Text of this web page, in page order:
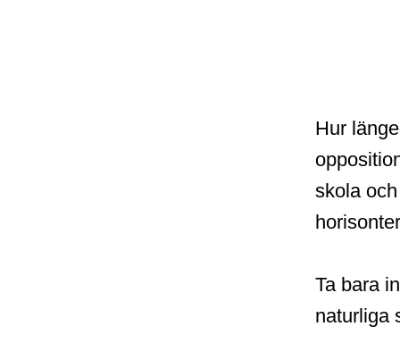
Hur
skola
Ta bara
naturliga